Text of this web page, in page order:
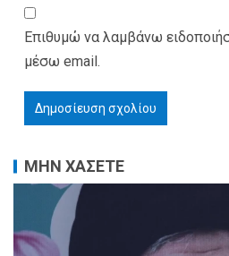
Επιθυμώ να λαμβάνω
μέσω email.
ΜΗΝ ΧΑΣΕΤΕ